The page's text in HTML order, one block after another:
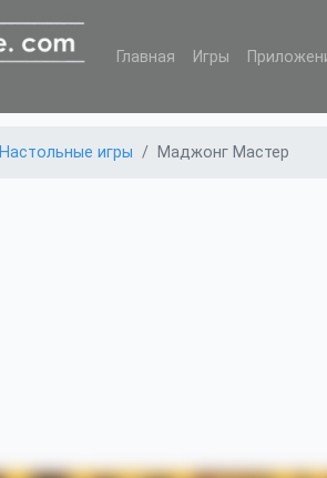
Главная Игры
Настольные игры Маджонг Мастер